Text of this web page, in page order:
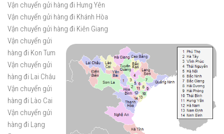
Vận chuyển gửi hàng đi Hưng Yên
Vận chuyển gửi hàng đi Khánh Hòa
Vận chuyển gửi hàng đi Kiên Giang
Vận chuyển gửi
hàng đi Kon Tum
Vận chuyển gửi
hàng đi Lai Châu
Vận chuyển gửi
hàng đi Lào Cai
Vận chuyển gửi
hàng đi Lạng